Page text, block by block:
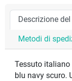
Descrizione
Metodi di
Tessuto
blu navy scuro.